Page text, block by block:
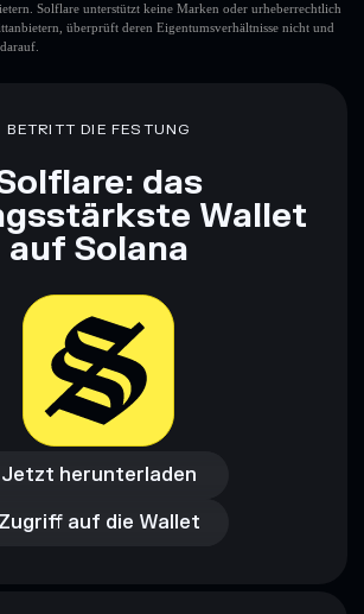
just a solami guy
Diese Informationen dienen
Recherchiere stets eigenständig. Daten
rugcheck.xyz.
Solflare unterstützt keine Marken oder urheberrechtlich
überprüft deren Eigentumsverhältnisse nicht und
BETRITT DIE FESTUNG
das
Wallet
auf Solana
Jetzt herunterladen
Jetzt herunterladen
Zugriff auf die Wallet
Zugriff auf die Wallet